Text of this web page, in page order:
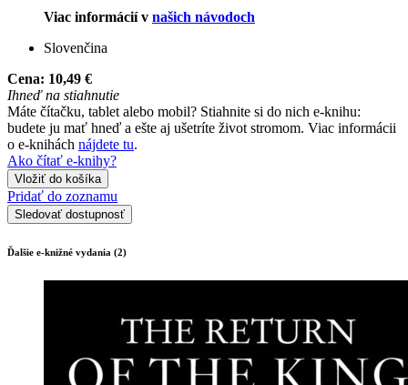
Viac informácií v našich návodoch
Slovenčina
Cena: 10,49 €
Ihneď na stiahnutie
Máte čítačku, tablet alebo mobil? Stiahnite si do nich e-knihu:
budete ju mať hneď a ešte aj ušetríte život stromom. Viac informácii
o e-knihách nájdete tu.
Ako čítať e-knihy?
Vložiť do košíka
Pridať do zoznamu
Sledovať dostupnosť
Ďalšie e-knižné vydania (2)